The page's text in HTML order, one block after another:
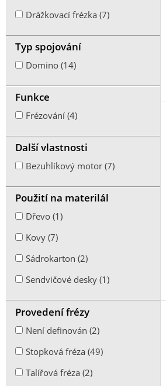
Drážkovací frézka (7)
Typ spojování
Domino (14)
Funkce
Frézování (4)
Další vlastnosti
Bezuhlíkový motor (7)
Použití na materilál
Dřevo (1)
Kovy (7)
Sádrokarton (2)
Sendvičové desky (1)
Provedení frézy
Není definován (2)
Stopková fréza (49)
Talířová fréza (2)